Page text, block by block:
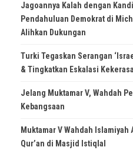
Jagoannya Kalah dengan
Pendahuluan Demokrat di
Alihkan Dukungan
Turki Tegaskan Serangan
& Tingkatkan Eskalasi
Jelang Muktamar V, Wahdah
Kebangsaan
Muktamar V Wahdah Islamiyah
Qur’an di Masjid Istiqlal